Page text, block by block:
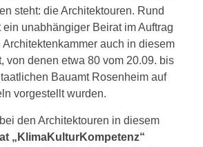
steht: die Architektouren. Rund
ein unabhängiger Beirat im Auftrag
auch in diesem
von denen etwa 80 vom 20.09. bis
Bauamt Rosenheim auf
vorgestellt wurden.
den Architektouren in diesem
„KlimaKulturKompetenz“